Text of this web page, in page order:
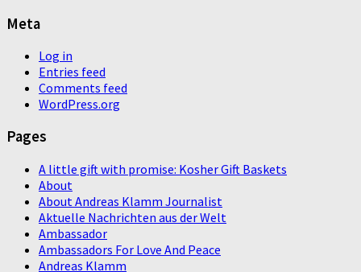
Meta
Log in
Entries feed
Comments feed
WordPress.org
Pages
A little gift with promise: Kosher Gift Baskets
About
About Andreas Klamm Journalist
Aktuelle Nachrichten aus der Welt
Ambassador
Ambassadors For Love And Peace
Andreas Klamm